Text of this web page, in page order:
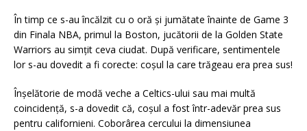
În timp ce s-au încălzit cu o oră și jumătate înainte de Game 3
din Finala NBA, primul la Boston, jucătorii de la Golden State
Warriors au simțit ceva ciudat. După verificare, sentimentele
lor s-au dovedit a fi corecte: coșul la care trăgeau era prea sus!
Înșelătorie de modă veche a Celtics-ului sau mai multă
coincidență, s-a dovedit că, coșul a fost într-adevăr prea sus
pentru californieni. Coborârea cercului la dimensiunea